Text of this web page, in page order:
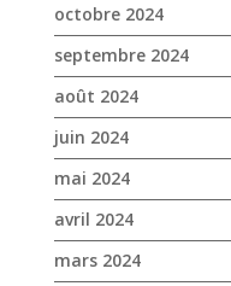
octobre 2024
septembre 2024
août 2024
juin 2024
mai 2024
avril 2024
mars 2024